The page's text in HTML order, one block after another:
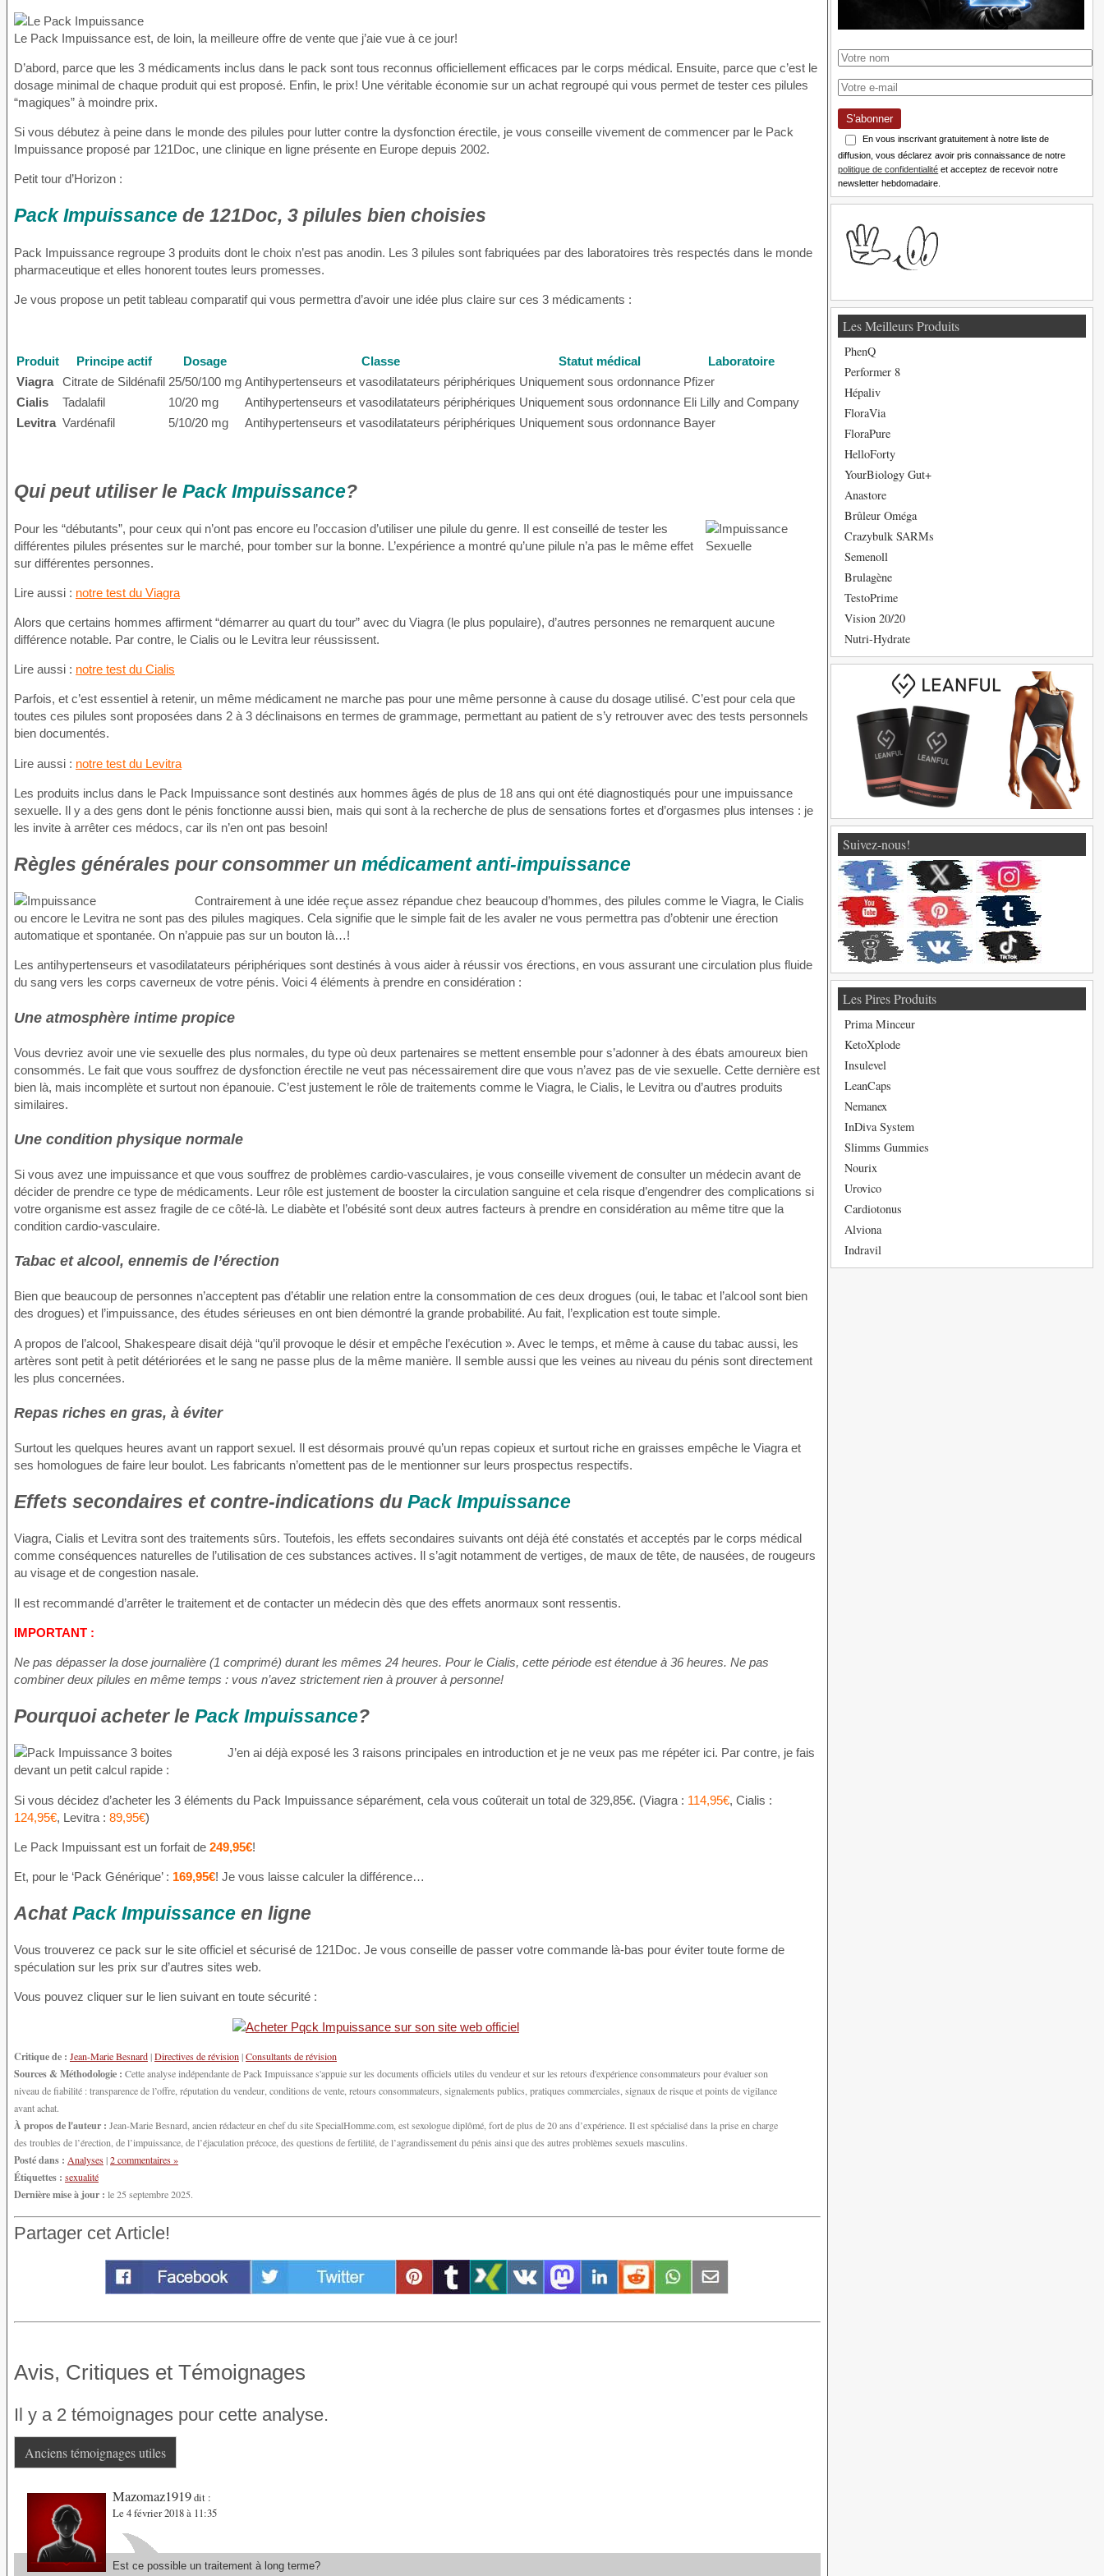
Le Pack Impuissance est, de loin, la meilleure offre de vente que j’aie vue à ce jour!
D’abord, parce que les 3 médicaments inclus dans le pack sont tous reconnus officiellement efficaces par le corps médical. Ensuite, parce que c’est le
dosage minimal de chaque produit qui est proposé. Enfin, le prix! Une véritable économie sur un achat regroupé qui vous permet de tester ces pilules
“magiques” à moindre prix.
Si vous débutez à peine dans le monde des pilules pour lutter contre la dysfonction érectile, je vous conseille vivement de commencer par le Pack
Impuissance proposé par 121Doc, une clinique en ligne présente en Europe depuis 2002.
Petit tour d’Horizon :
Pack Impuissance de 121Doc, 3 pilules bien choisies
Pack Impuissance regroupe 3 produits dont le choix n’est pas anodin. Les 3 pilules sont fabriquées par des laboratoires très respectés dans le monde
pharmaceutique et elles honorent toutes leurs promesses.
Je vous propose un petit tableau comparatif qui vous permettra d’avoir une idée plus claire sur ces 3 médicaments :
Produit Principe actif Dosage Classe Statut médical
Laboratoire
Viagra
Citrate de Sildénafil 25/50/100 mg Antihypertenseurs et vasodilatateurs périphériques Uniquement sous ordonnance Pfizer
Cialis
Tadalafil 10/20 mg Antihypertenseurs et vasodilatateurs périphériques Uniquement sous ordonnance Eli Lilly and Company
Levitra Vardénafil 5/10/20 mg Antihypertenseurs et vasodilatateurs périphériques Uniquement sous ordonnance Bayer
Qui peut utiliser le Pack Impuissance?
Pour les “débutants”, pour ceux qui n’ont pas encore eu l’occasion d’utiliser une pilule du genre. Il est conseillé de tester les
différentes pilules présentes sur le marché, pour tomber sur la bonne. L’expérience a montré qu’une pilule n’a pas le même effet
sur différentes personnes.
Lire aussi : notre test du Viagra
Alors que certains hommes affirment “démarrer au quart du tour” avec du Viagra (le plus populaire), d’autres personnes ne remarquent aucune
différence notable. Par contre, le Cialis ou le Levitra leur réussissent.
Lire aussi : notre test du Cialis
Parfois, et c’est essentiel à retenir, un même médicament ne marche pas pour une même personne à cause du dosage utilisé. C’est pour cela que
toutes ces pilules sont proposées dans 2 à 3 déclinaisons en termes de grammage, permettant au patient de s’y retrouver avec des tests personnels
bien documentés.
Lire aussi : notre test du Levitra
Les produits inclus dans le Pack Impuissance sont destinés aux hommes âgés de plus de 18 ans qui ont été diagnostiqués pour une impuissance
sexuelle. Il y a des gens dont le pénis fonctionne aussi bien, mais qui sont à la recherche de plus de sensations fortes et d’orgasmes plus intenses : je
les invite à arrêter ces médocs, car ils n’en ont pas besoin!
Règles générales pour consommer un médicament anti-impuissance
Contrairement à une idée reçue assez répandue chez beaucoup d’hommes, des pilules comme le Viagra, le Cialis
ou encore le Levitra ne sont pas des pilules magiques. Cela signifie que le simple fait de les avaler ne vous permettra pas d’obtenir une érection
automatique et spontanée. On n’appuie pas sur un bouton là…!
Les antihypertenseurs et vasodilatateurs périphériques sont destinés à vous aider à réussir vos érections, en vous assurant une circulation plus fluide
du sang vers les corps caverneux de votre pénis. Voici 4 éléments à prendre en considération :
Une atmosphère intime propice
Vous devriez avoir une vie sexuelle des plus normales, du type où deux partenaires se mettent ensemble pour s’adonner à des ébats amoureux bien
consommés. Le fait que vous souffrez de dysfonction érectile ne veut pas nécessairement dire que vous n’avez pas de vie sexuelle. Cette dernière est
bien là, mais incomplète et surtout non épanouie. C’est justement le rôle de traitements comme le Viagra, le Cialis, le Levitra ou d’autres produits
similaires.
Une condition physique normale
Si vous avez une impuissance et que vous souffrez de problèmes cardio-vasculaires, je vous conseille vivement de consulter un médecin avant de
décider de prendre ce type de médicaments. Leur rôle est justement de booster la circulation sanguine et cela risque d’engendrer des complications si
votre organisme est assez fragile de ce côté-là. Le diabète et l’obésité sont deux autres facteurs à prendre en considération au même titre que la
condition cardio-vasculaire.
Tabac et alcool, ennemis de l’érection
Bien que beaucoup de personnes n’acceptent pas d’établir une relation entre la consommation de ces deux drogues (oui, le tabac et l’alcool sont bien
des drogues) et l’impuissance, des études sérieuses en ont bien démontré la grande probabilité. Au fait, l’explication est toute simple.
A propos de l’alcool, Shakespeare disait déjà “qu’il provoque le désir et empêche l’exécution ». Avec le temps, et même à cause du tabac aussi, les
artères sont petit à petit détériorées et le sang ne passe plus de la même manière. Il semble aussi que les veines au niveau du pénis sont directement
les plus concernées.
Repas riches en gras, à éviter
Surtout les quelques heures avant un rapport sexuel. Il est désormais prouvé qu’un repas copieux et surtout riche en graisses empêche le Viagra et
ses homologues de faire leur boulot. Les fabricants n’omettent pas de le mentionner sur leurs prospectus respectifs.
Effets secondaires et contre-indications du Pack Impuissance
Viagra, Cialis et Levitra sont des traitements sûrs. Toutefois, les effets secondaires suivants ont déjà été constatés et acceptés par le corps médical
comme conséquences naturelles de l’utilisation de ces substances actives. Il s’agit notamment de vertiges, de maux de tête, de nausées, de rougeurs
au visage et de congestion nasale.
Il est recommandé d’arrêter le traitement et de contacter un médecin dès que des effets anormaux sont ressentis.
IMPORTANT :
Ne pas dépasser la dose journalière (1 comprimé) durant les mêmes 24 heures. Pour le Cialis, cette période est étendue à 36 heures. Ne pas
combiner deux pilules en même temps : vous n’avez strictement rien à prouver à personne!
Pourquoi acheter le Pack Impuissance?
J’en ai déjà exposé les 3 raisons principales en introduction et je ne veux pas me répéter ici. Par contre, je fais
devant un petit calcul rapide :
Si vous décidez d’acheter les 3 éléments du Pack Impuissance séparément, cela vous coûterait un total de 329,85€. (Viagra : 114,95€, Cialis :
124,95€, Levitra : 89,95€)
Le Pack Impuissant est un forfait de 249,95€!
Et, pour le ‘Pack Générique’ : 169,95€! Je vous laisse calculer la différence…
AchatPack Impuissance en ligne
Vous trouverez ce pack sur le site officiel et sécurisé de 121Doc. Je vous conseille de passer votre commande là-bas pour éviter toute forme de
spéculation sur les prix sur d’autres sites web.
Vous pouvez cliquer sur le lien suivant en toute sécurité :
Critique de : Jean-Marie Besnard|Directives de révision|Consultants de révision
Sources & Méthodologie : Cette analyse indépendante de Pack Impuissance s'appuie sur les documents officiels utiles du vendeur et sur les retours d'expérience consommateurs pour évaluer son
niveau de fiabilité : transparence de l’offre, réputation du vendeur, conditions de vente, retours consommateurs, signalements publics, pratiques commerciales, signaux de risque et points de vigilance
avant achat.
À propos de l'auteur : Jean-Marie Besnard, ancien rédacteur en chef du site SpecialHomme.com, est sexologue diplômé, fort de plus de 20 ans d’expérience. Il est spécialisé dans la prise en charge
des troubles de l’érection, de l’impuissance, de l’éjaculation précoce, des questions de fertilité, de l’agrandissement du pénis ainsi que des autres problèmes sexuels masculins.
Posté dans : Analyses|2 commentaires »
Étiquettes : sexualité
Dernière mise à jour : le 25 septembre 2025.
Partager cet Article!
Avis, Critiques et Témoignages
Il y a 2 témoignages pour cette analyse.
Anciens témoignages utiles
Mazomaz1919dit :
Le 4 février 2018 à 11:35
Est ce possible un traitement à long terme?
S'abonner
En vous inscrivant gratuitement à notre liste de
diffusion, vous déclarez avoir pris connaissance de notre
politique de confidentialité et acceptez de recevoir notre
newsletter hebdomadaire.
Les Meilleurs Produits
PhenQ
Performer 8
Hépaliv
FloraVia
FloraPure
HelloForty
YourBiology Gut+
Anastore
Brûleur Oméga
Crazybulk SARMs
Semenoll
Brulagène
TestoPrime
Vision 20/20
Nutri-Hydrate
Suivez-nous!
Les Pires Produits
Prima Minceur
KetoXplode
Insulevel
LeanCaps
Nemanex
InDiva System
Slimms Gummies
Nourix
Urovico
Cardiotonus
Alviona
Indravil